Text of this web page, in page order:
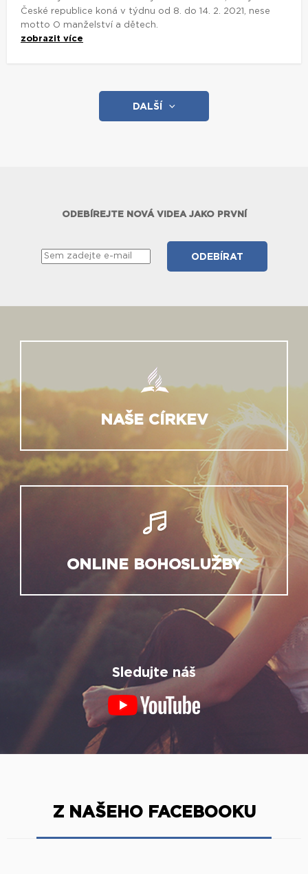
České republice koná v týdnu od 8. do 14. 2. 2021, nese
motto O manželství a dětech.
zobrazit více
DALŠÍ
ODEBÍREJTE NOVÁ VIDEA JAKO PRVNÍ
NAŠE CÍRKEV
ONLINE BOHOSLUŽBY
Sledujte náš
Z NAŠEHO FACEBOOKU